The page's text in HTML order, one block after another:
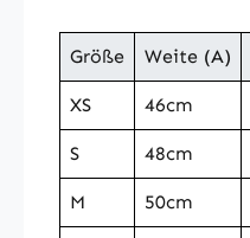
Größe Weite (A)
XS 46cm
S 48cm
M 50cm